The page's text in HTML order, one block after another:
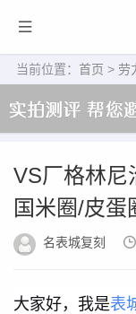
当前位置： 首页 > 劳
VS厂格林尼
国米圈/皮蛋
名表城复刻
大家好，我是表